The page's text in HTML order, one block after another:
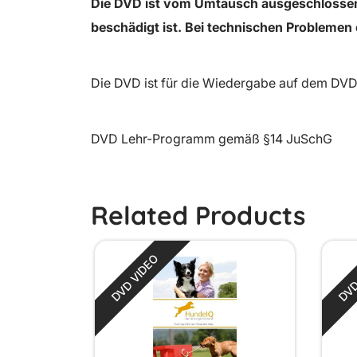
Die DVD ist vom Umtausch
beschädigt ist. Bei technischen
Die DVD ist für die Wiedergabe auf dem
DVD Lehr-Programm gemäß §14 JuSchG
Related Products
DVD VIDEO